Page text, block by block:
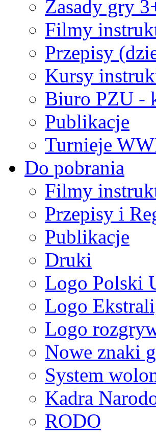
Zasady gry
Filmy
Przepisy
Kursy
Biuro PZU -
Publikacje
Turnieje
Do pobrania
Filmy
Przepisy i
Publikacje
Druki
Logo Polski
Logo
Logo
Nowe znaki
System
Kadra
RODO